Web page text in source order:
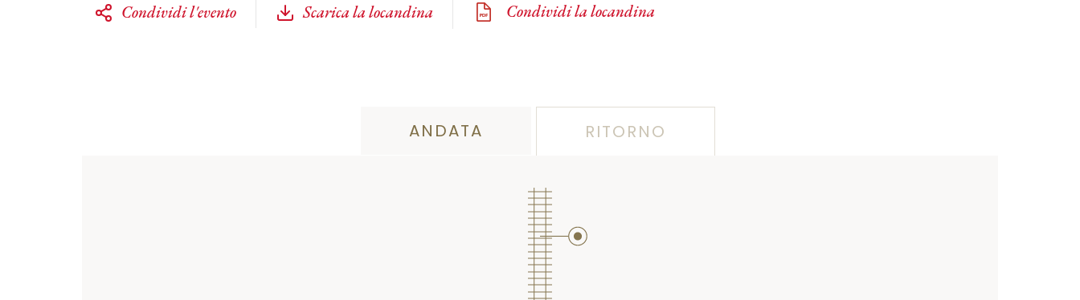
Condividi l'evento Scarica la locandina Condividi la locandina
ANDATA RITORNO